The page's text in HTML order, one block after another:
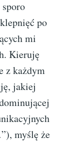
po
mi
Kieruję
z każdym
jakiej
myślę że